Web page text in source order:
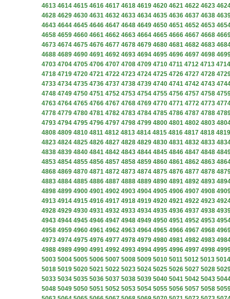
4613 4614 4615 4616 4617 4618 4619 4620 4621 4622 4623
4628 4629 4630 4631 4632 4633 4634 4635 4636 4637 4638
4643 4644 4645 4646 4647 4648 4649 4650 4651 4652 4653
4658 4659 4660 4661 4662 4663 4664 4665 4666 4667 4668
4673 4674 4675 4676 4677 4678 4679 4680 4681 4682 4683
4688 4689 4690 4691 4692 4693 4694 4695 4696 4697 4698
4703 4704 4705 4706 4707 4708 4709 4710 4711 4712 4713 4714
4718 4719 4720 4721 4722 4723 4724 4725 4726 4727 4728
4733 4734 4735 4736 4737 4738 4739 4740 4741 4742 4743
4748 4749 4750 4751 4752 4753 4754 4755 4756 4757 4758
4763 4764 4765 4766 4767 4768 4769 4770 4771 4772 4773
4778 4779 4780 4781 4782 4783 4784 4785 4786 4787 4788
4793 4794 4795 4796 4797 4798 4799 4800 4801 4802 4803
4808 4809 4810 4811 4812 4813 4814 4815 4816 4817 4818 4819
4823 4824 4825 4826 4827 4828 4829 4830 4831 4832 4833
4838 4839 4840 4841 4842 4843 4844 4845 4846 4847 4848
4853 4854 4855 4856 4857 4858 4859 4860 4861 4862 4863
4868 4869 4870 4871 4872 4873 4874 4875 4876 4877 4878
4883 4884 4885 4886 4887 4888 4889 4890 4891 4892 4893
4898 4899 4900 4901 4902 4903 4904 4905 4906 4907 4908
4913 4914 4915 4916 4917 4918 4919 4920 4921 4922 4923
4928 4929 4930 4931 4932 4933 4934 4935 4936 4937 4938
4943 4944 4945 4946 4947 4948 4949 4950 4951 4952 4953
4958 4959 4960 4961 4962 4963 4964 4965 4966 4967 4968
4973 4974 4975 4976 4977 4978 4979 4980 4981 4982 4983
4988 4989 4990 4991 4992 4993 4994 4995 4996 4997 4998
5003 5004 5005 5006 5007 5008 5009 5010 5011 5012 5013 5014
5018 5019 5020 5021 5022 5023 5024 5025 5026 5027 5028
5033 5034 5035 5036 5037 5038 5039 5040 5041 5042 5043
5048 5049 5050 5051 5052 5053 5054 5055 5056 5057 5058